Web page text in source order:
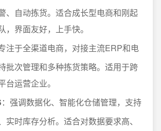
、自动拣货。适合成长型电商和刚起
，界面友好，上手快。
注于全渠道电商，对接主流ERP和电
批次管理和多种拣货策略。适用于跨
台运营企业。
：强调数据化、智能化仓储管理，支持
实时库存分析。适合对数据要求高、